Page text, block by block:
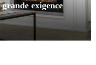
exigence